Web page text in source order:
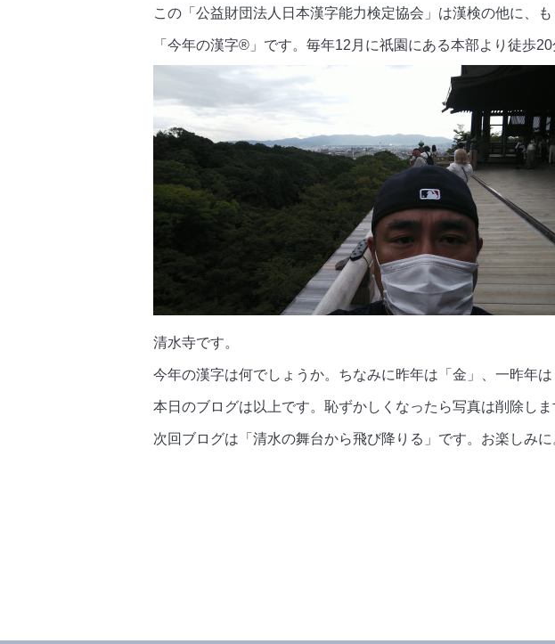
この「公益財団法人日本漢字能力検定協会」は漢検の他に、
「今年の漢字®」です。毎年12月に祇園にある本部より徒歩
清水寺です。
今年の漢字は何でしょうか。ちなみに昨年は「金」、一昨年
本日のブログは以上です。恥ずかしくなったら写真は削除しま
次回ブログは「清水の舞台から飛び降りる」です。お楽しみに